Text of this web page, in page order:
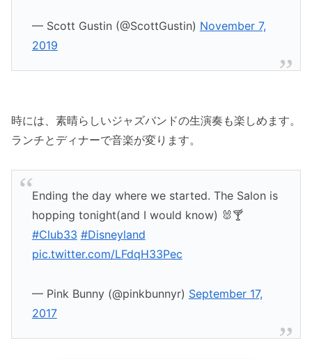
— Scott Gustin (@ScottGustin) November 7,
2019
時には、素晴らしいジャズバンドの生演奏も楽しめます。
ランチとディナーで音楽が変ります。
Ending the day where we started. The Salon is
hopping tonight(and I would know) 🐰🍸
#Club33 #Disneyland
pic.twitter.com/LFdqH33Pec
— Pink Bunny (@pinkbunnyr) September 17,
2017